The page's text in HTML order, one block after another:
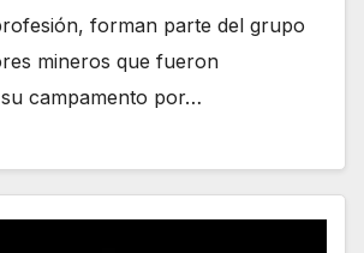
forman parte del grupo
mineros que fueron
campamento por…